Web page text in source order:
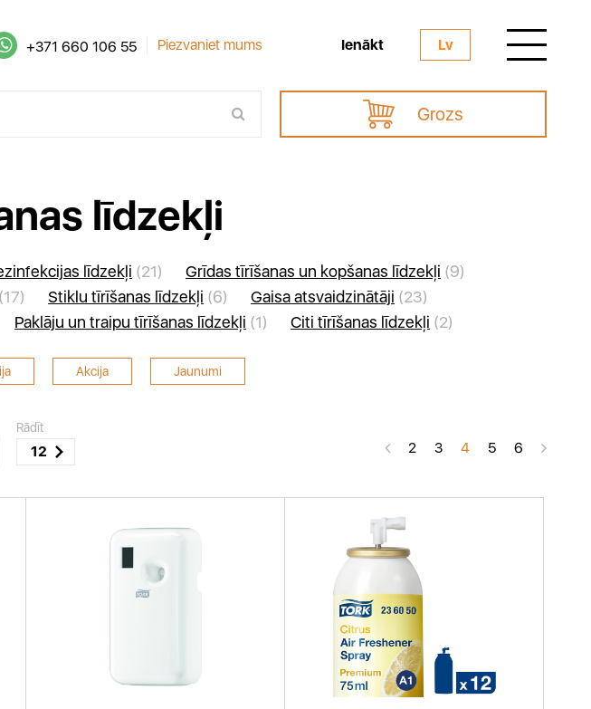
+371 660 106 55 Piezvaniet mums Ienākt Lv
Grozs
līdzekļi
līdzekļi (21) Grīdas tīrīšanas un kopšanas līdzekļi (9)
(17) Stiklu tīrīšanas līdzekļi (6) Gaisa atsvaidzinātāji (23)
Paklāju un traipu tīrīšanas līdzekļi (1) Citi tīrīšanas līdzekļi (2)
Akcija Jaunumi
Rādīt
12 2 3 4 5 6